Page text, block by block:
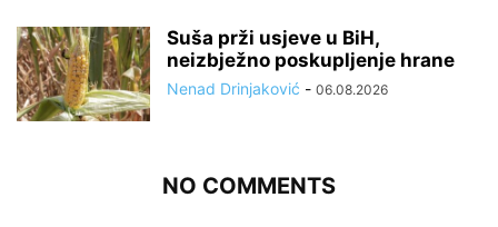
Suša prži usjeve u BiH,
neizbježno poskupljenje hrane
Nenad Drinjaković - 06.08.2026
NO COMMENTS